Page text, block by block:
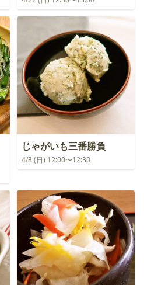
じゃがいも三番勝負
4/8 (日) 12:00〜12:30